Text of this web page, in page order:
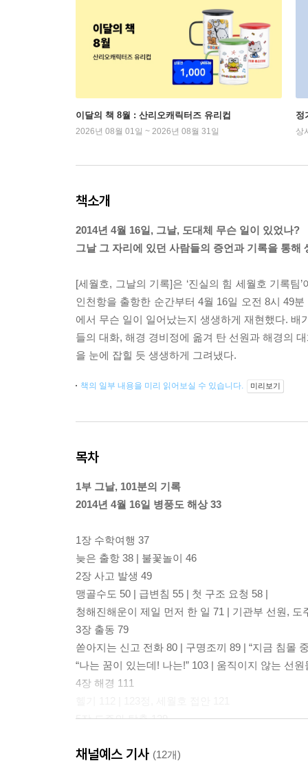
이달의 책 8월 : 산리오캐릭터즈 유리컵
2026년 08월 01일 ~ 2026년 08월 31일
정
상
책소개
2014년 4월 16일, 그날, 도대체 무슨 일이 있었나?
그날 그 자리에 있던 사람들의 증언과 기록을 통해
[세월호, 그날의 기록]은 ‘진실의 힘 세월호 기록
인천항을 출항한 순간부터 4월 16일 오전 8시 49
에서 무슨 일이 일어났는지 생생하게 재현했다.
들의 대화, 해경 경비정에 옮겨 탄 선원과 해경의
을 눈에 잡힐 듯 생생하게 그려냈다.
책의 일부 내용을 미리 읽어보실 수 있습니다. 미리보기
목차
1부 그날, 101분의 기록
2014년 4월 16일 병풍도 해상 33
1장 수학여행 37
늦은 출항 38 | 불꽃놀이 46
2장 사고 발생 49
맹골수도 50 | 급변침 55 | 첫 구조 요청 58 |
청해진해운이 제일 먼저 한 일 71 | 기관부 선원, 도
3장 출동 79
쏟아지는 신고 전화 80 | 구명조끼 89 | “지금 침몰
“나는 꿈이 있는데! 나는!” 103 | 움직이지 않는 선원
4장 해경 111
5장 도주와 탈출 129
특공대 146 | “애기, 여깄어요” 149 | 창문을 깨다
채널예스 기사 (12개)